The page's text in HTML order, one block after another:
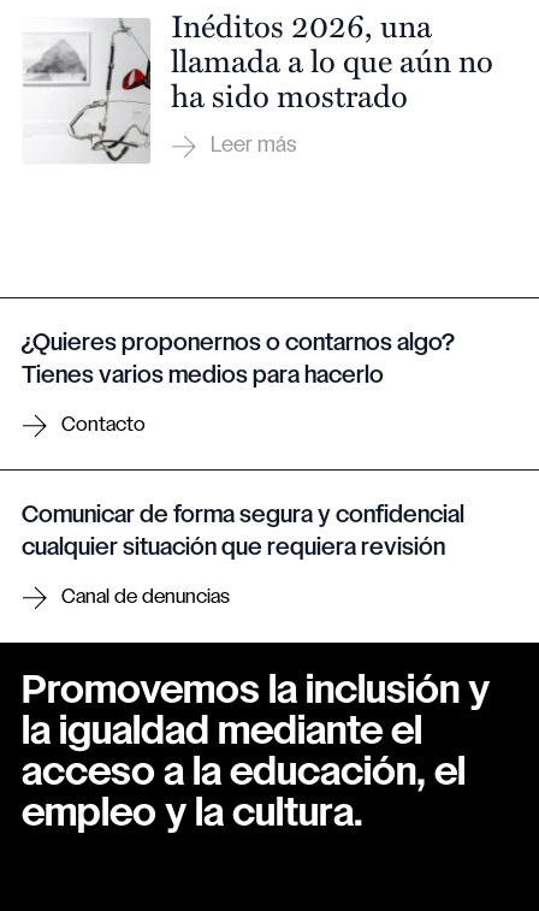
Inéditos 2026, una
llamada a lo que aún no
ha sido mostrado
¿Quieres proponernos o contarnos algo?
Tienes varios medios para hacerlo
Contacto
Comunicar de forma segura y confidencial
cualquier situación que requiera revisión
Canal de denuncias
Promovemos la inclusión y
la igualdad mediante el
acceso a la educación, el
empleo y la cultura.